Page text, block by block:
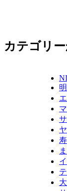
カテゴリ